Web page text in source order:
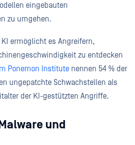
eingebauten
zu umgehen.
ermöglicht es Angreifern,
zu entdecken
Ponemon Institute nennen 54 % der
ungepatchte Schwachstellen als
der KI-gestützten Angriffe.
und